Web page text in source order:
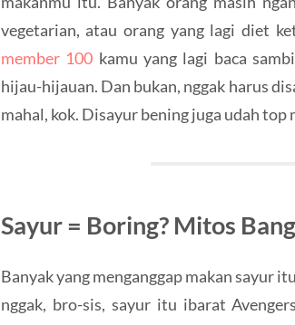
vegetarian, atau orang yang lagi diet
member 100 kamu yang lagi baca
hijau-hijauan. Dan bukan, nggak harus
mahal, kok. Disayur bening juga udah top
Sayur = Boring? Mitos
Banyak yang menganggap makan sayur itu
nggak, bro-sis, sayur itu ibarat